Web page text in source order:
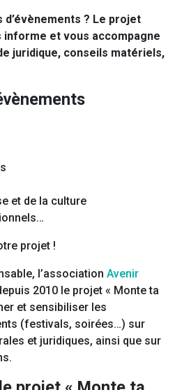
? Le projet
informe et vous accompagne
juridique, conseils matériels,
et de la culture
projet !
l’association Avenir
2010 le projet « Monte ta
et sensibiliser les
(festivals, soirées…) sur
et juridiques, ainsi que sur